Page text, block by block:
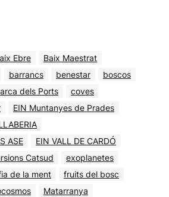
Ebre
Baix Maestrat
barrancs benestar
boscos
dels Ports
coves
EIN Muntanyes de Prades
ASE
EIN VALL DE CARDÓ
Catsud
exoplanetes
de la ment
fruits del bosc
Matarranya